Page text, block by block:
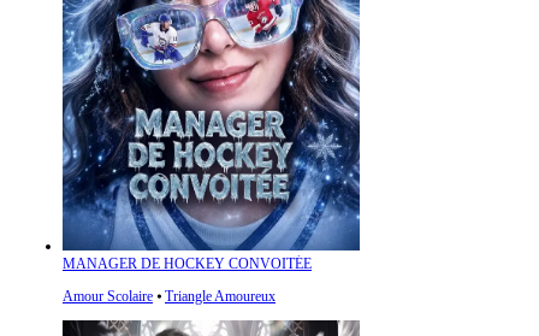
MANAGER DE HOCKEY CONVOITÉE
Amour Scolaire ⦁ Triangle Amoureux